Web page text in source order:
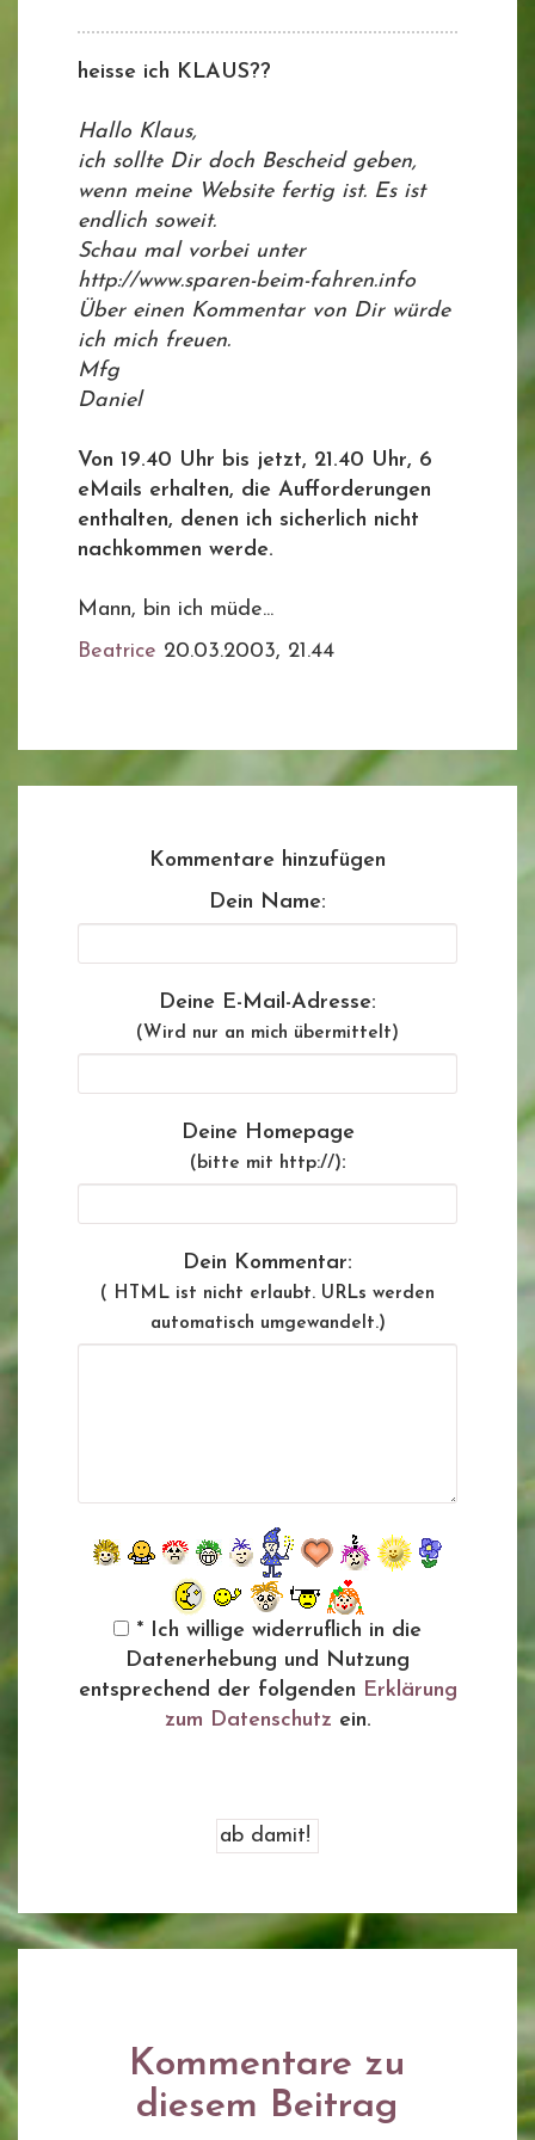
heisse ich KLAUS??
Hallo Klaus,
ich sollte Dir doch Bescheid geben,
wenn meine Website fertig ist. Es ist
endlich soweit.
Schau mal vorbei unter
http://www.sparen-beim-fahren.info
Über einen Kommentar von Dir würde
ich mich freuen.
Mfg
Daniel
Von 19.40 Uhr bis jetzt, 21.40 Uhr, 6
eMails erhalten, die Aufforderungen
enthalten, denen ich sicherlich nicht
nachkommen werde.
Mann, bin ich müde...
Beatrice 20.03.2003, 21.44
Kommentare hinzufügen
Dein Name:
Deine E-Mail-Adresse:
(Wird nur an mich übermittelt)
Deine Homepage
(bitte mit http://):
Dein Kommentar:
( HTML ist nicht erlaubt. URLs werden
automatisch umgewandelt.)
* Ich willige widerruflich in die
Datenerhebung und Nutzung
entsprechend der folgenden Erklärung
zum Datenschutz ein.
Kommentare zu
diesem Beitrag